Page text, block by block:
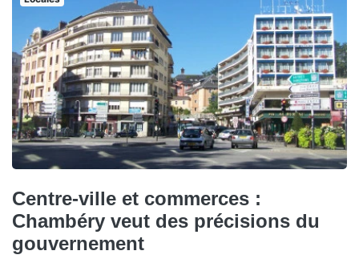
Centre-ville et commerces :
Chambéry veut des précisions du
gouvernement